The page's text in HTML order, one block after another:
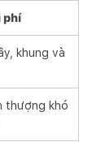
phí
khung và
thượng khó